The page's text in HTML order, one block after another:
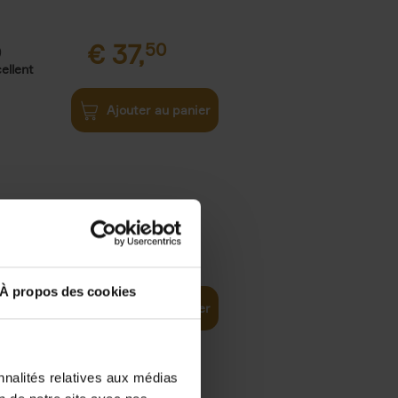
À propos des cookies
relatives aux médias
€ 37,50
Ajouter au panier
world 29,99
Ajouter au panier